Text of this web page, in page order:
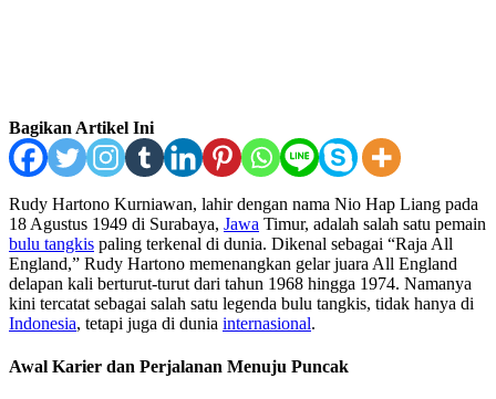
Bagikan Artikel Ini
Rudy Hartono Kurniawan, lahir dengan nama Nio Hap Liang pada
18 Agustus 1949 di Surabaya, Jawa Timur, adalah salah satu pemain
bulu tangkis paling terkenal di dunia. Dikenal sebagai “Raja All
England,” Rudy Hartono memenangkan gelar juara All England
delapan kali berturut-turut dari tahun 1968 hingga 1974. Namanya
kini tercatat sebagai salah satu legenda bulu tangkis, tidak hanya di
Indonesia, tetapi juga di dunia internasional.
Awal Karier dan Perjalanan Menuju Puncak